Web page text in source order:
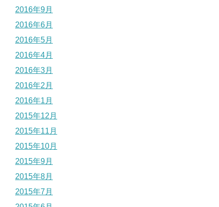
2016年9月
2016年6月
2016年5月
2016年4月
2016年3月
2016年2月
2016年1月
2015年12月
2015年11月
2015年10月
2015年9月
2015年8月
2015年7月